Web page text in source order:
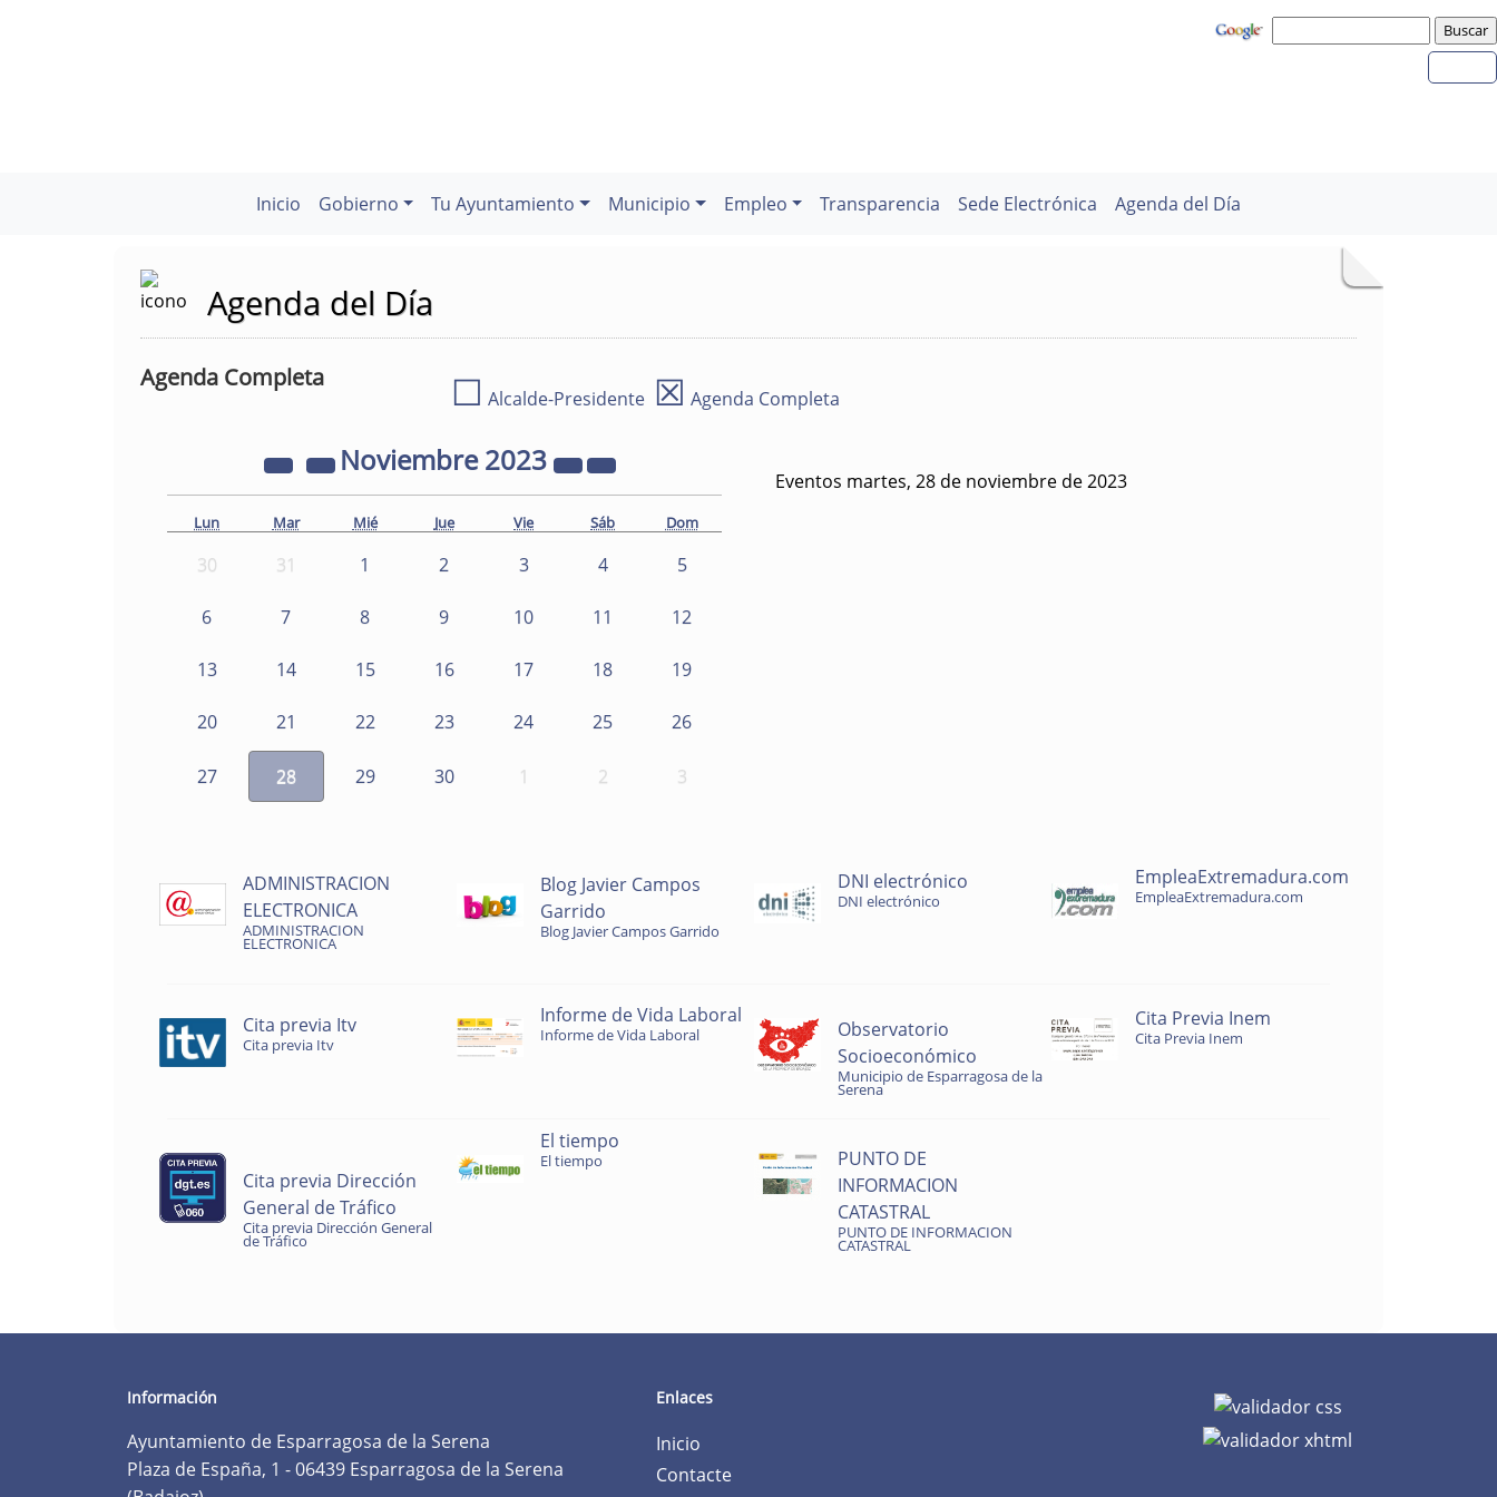
Inicio Gobierno Tu Ayuntamiento Municipio Empleo Transparencia Sede Electrónica Agenda del Día
Agenda del Día
Agenda Completa ☐ Alcalde-Presidente ☒ Agenda Completa
Noviembre2023
Lun Mar Mié Jue Vie Sáb Dom
30 31 1 2 3 4 5
6 7 8 9 10 11 12
13 14 15 16 17 18 19
20 21 22 23 24 25 26
27 28 29 30 1 2 3
Eventos martes, 28 de noviembre de 2023
ADMINISTRACION
ELECTRONICA
ADMINISTRACION
ELECTRONICA
Blog Javier Campos
Garrido
Blog Javier Campos Garrido
DNI electrónico
DNI electrónico
EmpleaExtremadura.com
EmpleaExtremadura.com
Cita previa Itv
Cita previa Itv
Informe de Vida Laboral
Informe de Vida Laboral
Observatorio
Socioeconómico
Municipio de Esparragosa de la
Serena
Cita Previa Inem
Cita Previa Inem
Cita previa Dirección
General de Tráfico
Cita previa Dirección General
de Tráfico
El tiempo
El tiempo
PUNTO DE
INFORMACION
CATASTRAL
PUNTO DE INFORMACION
CATASTRAL
Información
Ayuntamiento de Esparragosa de la Serena
Plaza de España, 1 - 06439 Esparragosa de la Serena
Enlaces
Inicio
Contacte